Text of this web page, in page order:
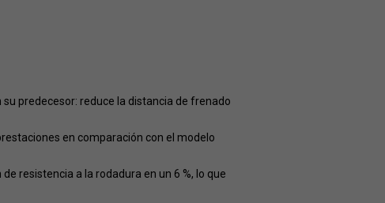
predecesor: reduce la distancia de frenado
en comparación con el modelo
resistencia a la rodadura en un 6 %, lo que